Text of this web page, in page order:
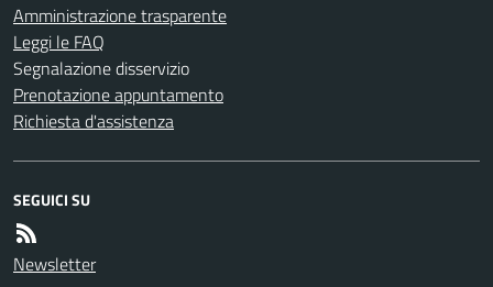
Amministrazione trasparente
Leggi le FAQ
Segnalazione disservizio
Prenotazione appuntamento
Richiesta d'assistenza
SEGUICI SU
Newsletter